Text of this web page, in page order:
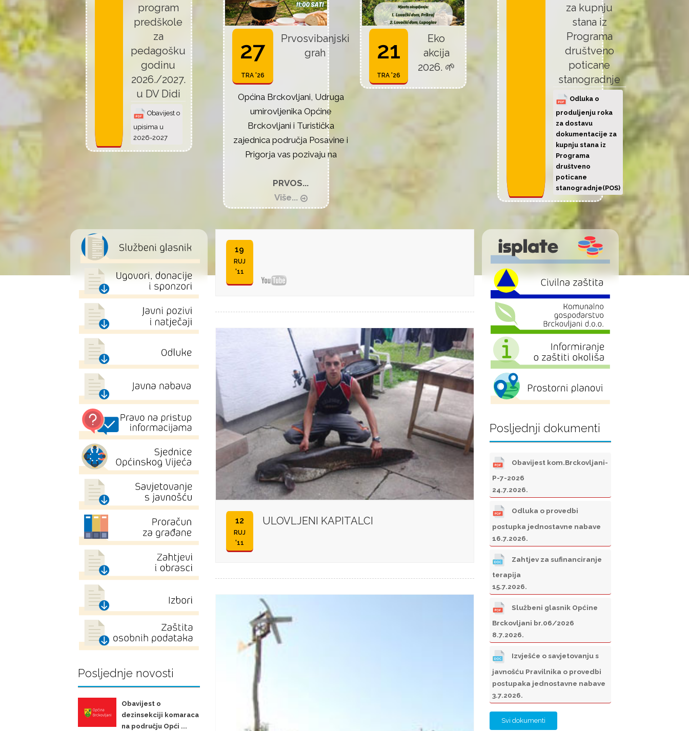
program
predškole
za
pedagošku
godinu
2026./2027.
u DV Didi
Obavijest o
upisima u
2026-2027
27
TRA '26
Prvosvibanjski
grah
Općina Brckovljani, Udruga
umirovljenika Općine
Brckovljani i Turistička
zajednica područja Posavine i
Prigorja vas pozivaju na
PRVOS...
Više...
21
TRA '26
Eko
akcija
2026. 🌱
za kupnju
stana iz
Programa
društveno
poticane
stanogradnje
Odluka o
produljenju roka
za dostavu
dokumentacije za
kupnju stana iz
Programa
društveno
poticane
stanogradnje(POS)
Posljednje novosti
Obavijest o
dezinsekciji komaraca
na području Opći ...
19
RUJ
'11
12
RUJ
'11
ULOVLJENI KAPITALCI
Posljednji dokumenti
Obavijest kom.Brckovljani-
P-7-2026
24.7.2026.
Odluka o provedbi
postupka jednostavne nabave
16.7.2026.
Zahtjev za sufinanciranje
terapija
15.7.2026.
Službeni glasnik Općine
Brckovljani br.06/2026
8.7.2026.
Izvješće o savjetovanju s
javnošću Pravilnika o provedbi
postupaka jednostavne nabave
3.7.2026.
Svi dokumenti